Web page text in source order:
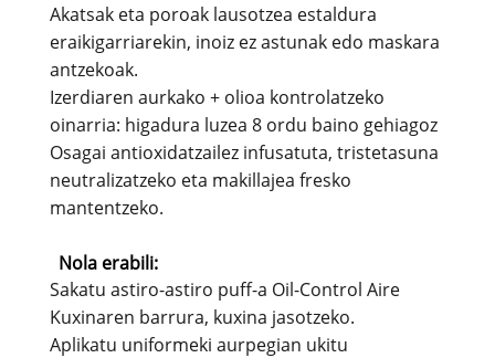
Akatsak eta poroak lausotzea estaldura
eraikigarriarekin, inoiz ez astunak edo maskara
antzekoak.
Izerdiaren aurkako + olioa kontrolatzeko
oinarria: higadura luzea 8 ordu baino gehiagoz
Osagai antioxidatzailez infusatuta, tristetasuna
neutralizatzeko eta makillajea fresko
mantentzeko.
Nola erabili:
Sakatu astiro-astiro puff-a Oil-Control Aire
Kuxinaren barrura, kuxina jasotzeko.
Aplikatu uniformeki aurpegian ukitu